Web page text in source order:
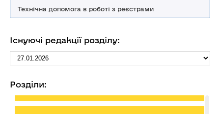
Технічна допомога в роботі з реєстрами
Існуючі редакції розділу:
Розділи:
ХІV. Грошові активи
XV. Банківські та інші фінансові установи
XVІ. Фінансові зобов’язання